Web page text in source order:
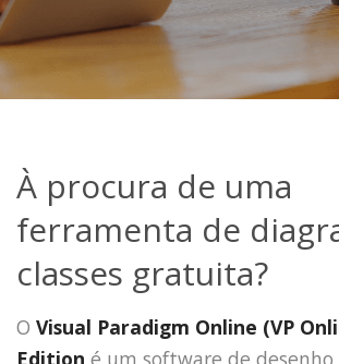
À procura de uma
ferramenta de
classes gratuita?
O Visual Paradigm Online (VP
Edition é um software de